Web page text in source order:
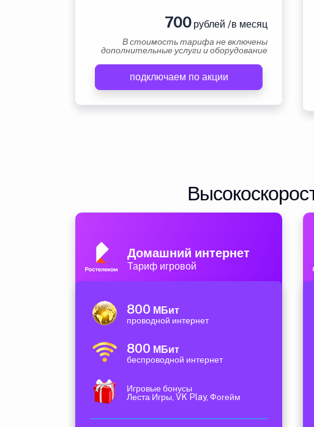
700рублей /в месяц
В стоимость тарифа не включены
дополнительные услуги и оборудование
подключаем по акции
Домашний интернет
Тариф игровой
800 МБит
проводной интернет
800 МБит
беспроводной интернет
Игровые бонусы
Леста Игры, VK Play, Фогейм